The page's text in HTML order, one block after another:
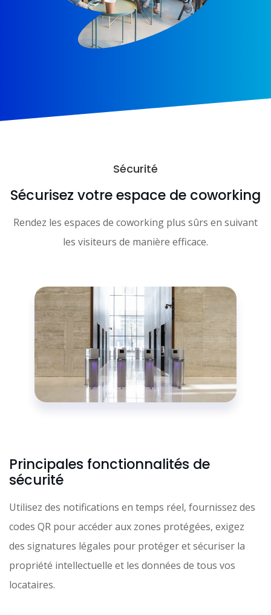
Sécurité
Sécurisez votre espace de coworking
Rendez les espaces de coworking plus sûrs en suivant
les visiteurs de manière efficace.
Principales fonctionnalités de
sécurité
Utilisez des notifications en temps réel, fournissez des
codes QR pour accéder aux zones protégées, exigez
des signatures légales pour protéger et sécuriser la
propriété intellectuelle et les données de tous vos
locataires.